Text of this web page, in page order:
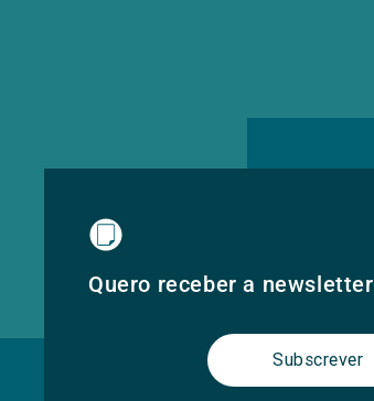
Quero receber a newsletter
Subscrever